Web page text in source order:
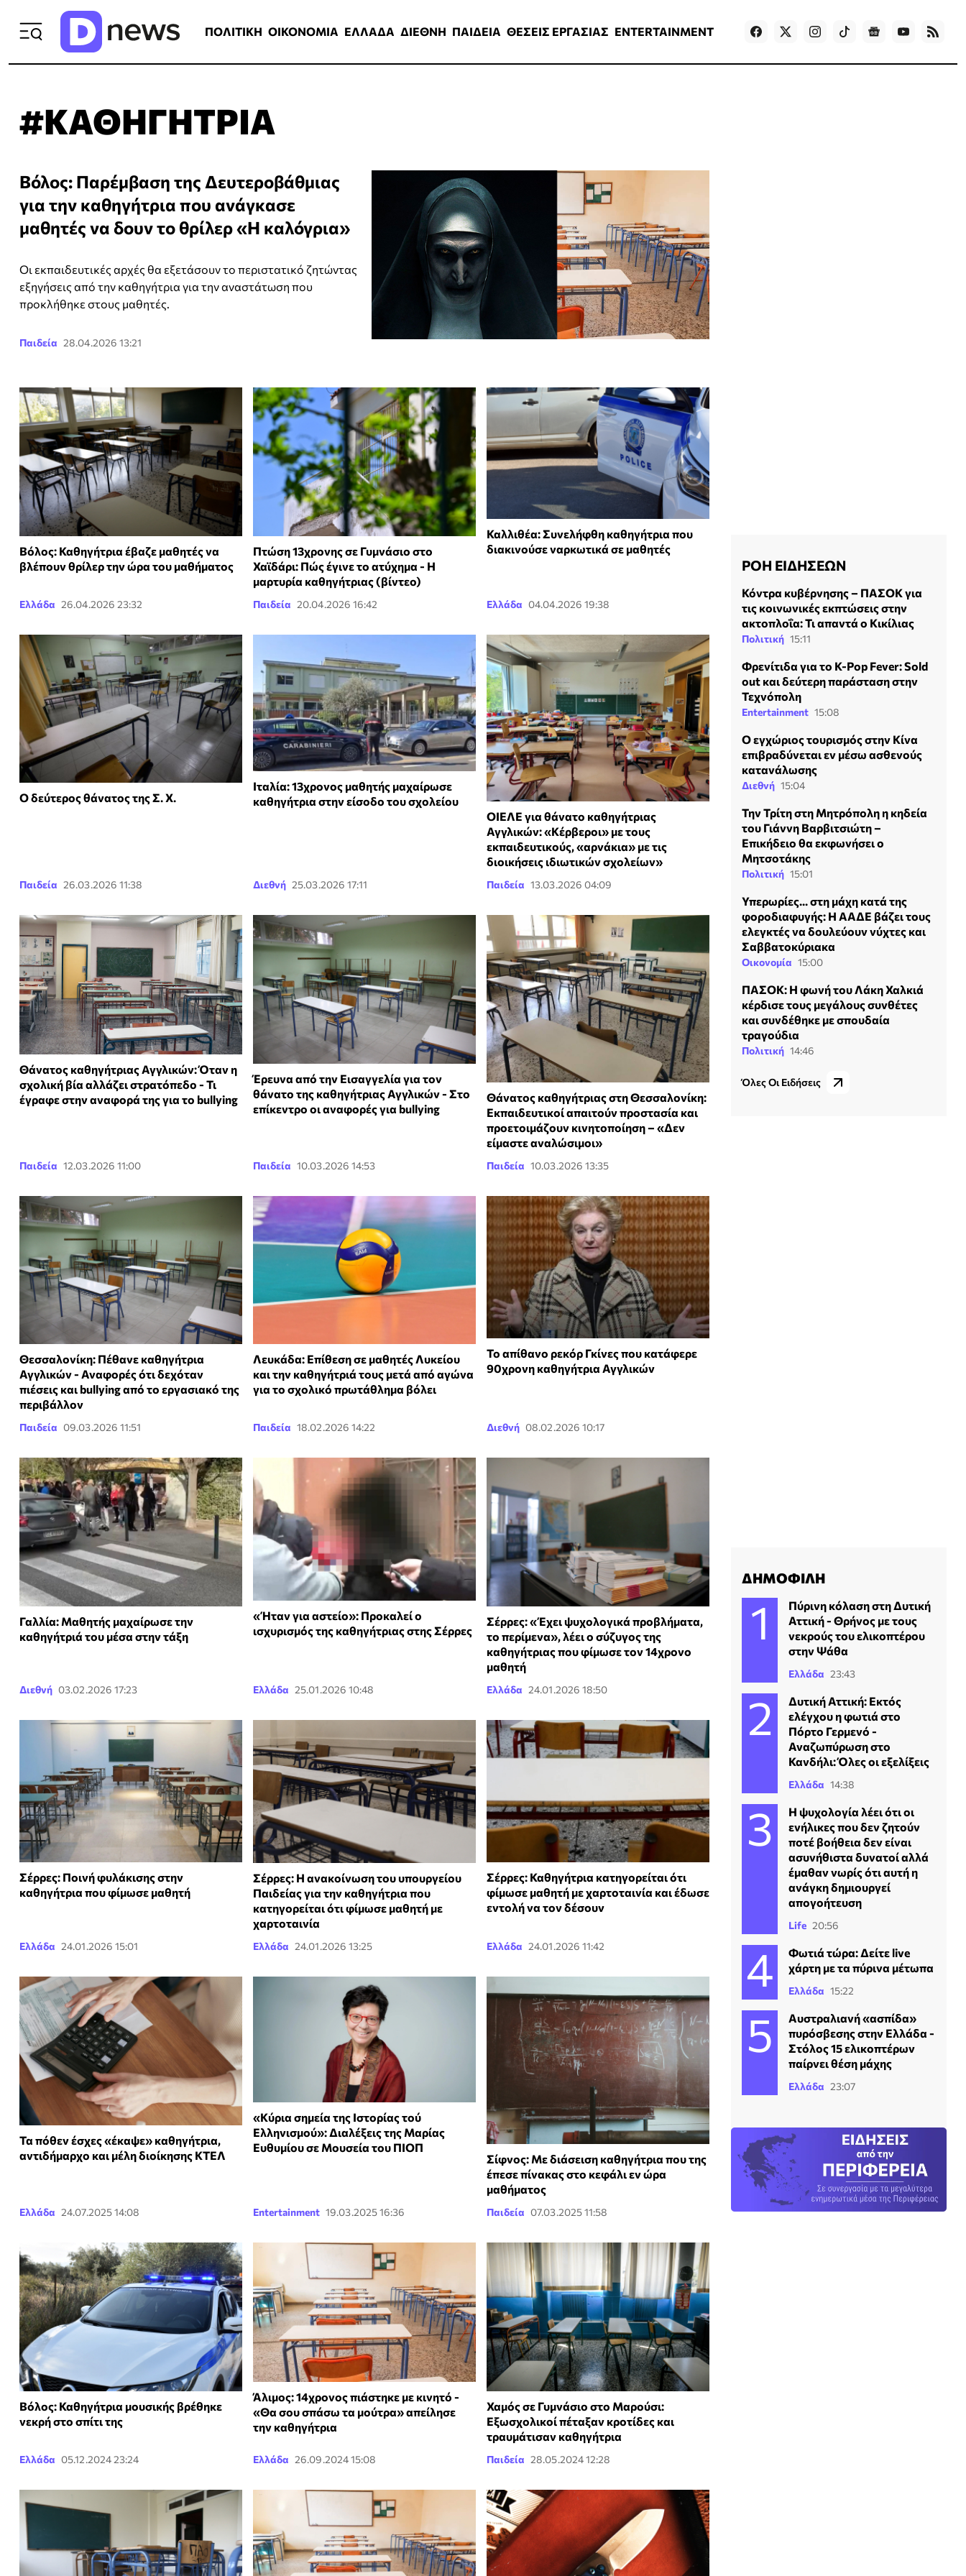
ΠΟΛΙΤΙΚΗ ΟΙΚΟΝΟΜΙΑ ΕΛΛΑΔΑ ΔΙΕΘΝΗ ΠΑΙΔΕΙΑ ΘΕΣΕΙΣ ΕΡΓΑΣΙΑΣ ENTERTAINMENT Games
#ΚΑΘΗΓΗΤΡΙΑ
Βόλος: Παρέμβαση της Δευτεροβάθμιας
για την καθηγήτρια που ανάγκασε
μαθητές να δουν το θρίλερ «Η καλόγρια»
Oι εκπαιδευτικές αρχές θα εξετάσουν το περιστατικό ζητώντας
εξηγήσεις από την καθηγήτρια για την αναστάτωση που
προκλήθηκε στους μαθητές.
Παιδεία 28.04.2026 13:21
Βόλος: Καθηγήτρια έβαζε μαθητές να
βλέπουν θρίλερ την ώρα του μαθήματος
Ελλάδα 26.04.2026 23:32
Πτώση 13χρονης σε Γυμνάσιο στο
Χαϊδάρι: Πώς έγινε το ατύχημα - Η
μαρτυρία καθηγήτριας (βίντεο)
Παιδεία 20.04.2026 16:42
Καλλιθέα: Συνελήφθη καθηγήτρια που
διακινούσε ναρκωτικά σε μαθητές
Ελλάδα 04.04.2026 19:38
Ο δεύτερος θάνατος της Σ. Χ.
Παιδεία 26.03.2026 11:38
Ιταλία: 13χρονος μαθητής μαχαίρωσε
καθηγήτρια στην είσοδο του σχολείου
Διεθνή 25.03.2026 17:11
ΟΙΕΛΕ για θάνατο καθηγήτριας
Αγγλικών: «Κέρβεροι» με τους
εκπαιδευτικούς, «αρνάκια» με τις
διοικήσεις ιδιωτικών σχολείων»
Παιδεία 13.03.2026 04:09
Θάνατος καθηγήτριας Αγγλικών: Όταν η
σχολική βία αλλάζει στρατόπεδο - Τι
έγραφε στην αναφορά της για το bullying
Παιδεία 12.03.2026 11:00
Έρευνα από την Εισαγγελία για τον
θάνατο της καθηγήτριας Αγγλικών - Στο
επίκεντρο οι αναφορές για bullying
Παιδεία 10.03.2026 14:53
Θάνατος καθηγήτριας στη Θεσσαλονίκη:
Εκπαιδευτικοί απαιτούν προστασία και
προετοιμάζουν κινητοποίηση – «Δεν
είμαστε αναλώσιμοι»
Παιδεία 10.03.2026 13:35
Θεσσαλονίκη: Πέθανε καθηγήτρια
Αγγλικών - Αναφορές ότι δεχόταν
πιέσεις και bullying από το εργασιακό της
περιβάλλον
Παιδεία 09.03.2026 11:51
Λευκάδα: Επίθεση σε μαθητές Λυκείου
και την καθηγήτριά τους μετά από αγώνα
για το σχολικό πρωτάθλημα βόλει
Παιδεία 18.02.2026 14:22
Το απίθανο ρεκόρ Γκίνες που κατάφερε
90χρονη καθηγήτρια Αγγλικών
Διεθνή 08.02.2026 10:17
Γαλλία: Μαθητής μαχαίρωσε την
καθηγήτριά του μέσα στην τάξη
Διεθνή 03.02.2026 17:23
«Ήταν για αστείο»: Προκαλεί ο
ισχυρισμός της καθηγήτριας στης Σέρρες
Ελλάδα 25.01.2026 10:48
Σέρρες: «Έχει ψυχολογικά προβλήματα,
το περίμενα», λέει ο σύζυγος της
καθηγήτριας που φίμωσε τον 14χρονο
μαθητή
Ελλάδα 24.01.2026 18:50
Σέρρες: Ποινή φυλάκισης στην
καθηγήτρια που φίμωσε μαθητή
Ελλάδα 24.01.2026 15:01
Σέρρες: Η ανακοίνωση του υπουργείου
Παιδείας για την καθηγήτρια που
κατηγορείται ότι φίμωσε μαθητή με
χαρτοταινία
Ελλάδα 24.01.2026 13:25
Σέρρες: Καθηγήτρια κατηγορείται ότι
φίμωσε μαθητή με χαρτοταινία και έδωσε
εντολή να τον δέσουν
Ελλάδα 24.01.2026 11:42
Τα πόθεν έσχες «έκαψε» καθηγήτρια,
αντιδήμαρχο και μέλη διοίκησης ΚΤΕΛ
Ελλάδα 24.07.2025 14:08
«Κύρια σημεία της Ιστορίας τού
Ελληνισμού»: Διαλέξεις της Μαρίας
Ευθυμίου σε Μουσεία του ΠΙΟΠ
Entertainment 19.03.2025 16:36
Σίφνος: Με διάσειση καθηγήτρια που της
έπεσε πίνακας στο κεφάλι εν ώρα
μαθήματος
Παιδεία 07.03.2025 11:58
Βόλος: Καθηγήτρια μουσικής βρέθηκε
νεκρή στο σπίτι της
Ελλάδα 05.12.2024 23:24
Άλιμος: 14χρονος πιάστηκε με κινητό -
«Θα σου σπάσω τα μούτρα» απείλησε
την καθηγήτρια
Ελλάδα 26.09.2024 15:08
Χαμός σε Γυμνάσιο στο Μαρούσι:
Eξωσχολικοί πέταξαν κροτίδες και
τραυμάτισαν καθηγήτρια
Παιδεία 28.05.2024 12:28
ΡΟΗ ΕΙΔΗΣΕΩΝ
Κόντρα κυβέρνησης – ΠΑΣΟΚ για
τις κοινωνικές εκπτώσεις στην
ακτοπλοΐα: Τι απαντά ο Κικίλιας
Πολιτική 15:11
Φρενίτιδα για το K-Pop Fever: Sold
out και δεύτερη παράσταση στην
Τεχνόπολη
Entertainment 15:08
Ο εγχώριος τουρισμός στην Κίνα
επιβραδύνεται εν μέσω ασθενούς
κατανάλωσης
Διεθνή 15:04
Την Τρίτη στη Μητρόπολη η κηδεία
του Γιάννη Βαρβιτσιώτη –
Επικήδειο θα εκφωνήσει ο
Μητσοτάκης
Πολιτική 15:01
Υπερωρίες... στη μάχη κατά της
φοροδιαφυγής: Η ΑΑΔΕ βάζει τους
ελεγκτές να δουλεύουν νύχτες και
Σαββατοκύριακα
Οικονομία 15:00
ΠΑΣΟΚ: Η φωνή του Λάκη Χαλκιά
κέρδισε τους μεγάλους συνθέτες
και συνδέθηκε με σπουδαία
τραγούδια
Πολιτική 14:46
Όλες Οι Ειδήσεις
ΔΗΜΟΦΙΛΗ
Πύρινη κόλαση στη Δυτική
Αττική - Θρήνος με τους
νεκρούς του ελικοπτέρου
στην Ψάθα
Ελλάδα 23:43
Δυτική Αττική: Εκτός
ελέγχου η φωτιά στο
Πόρτο Γερμενό -
Αναζωπύρωση στο
Κανδήλι: Όλες οι εξελίξεις
Ελλάδα 14:38
Η ψυχολογία λέει ότι οι
ενήλικες που δεν ζητούν
ποτέ βοήθεια δεν είναι
ασυνήθιστα δυνατοί αλλά
έμαθαν νωρίς ότι αυτή η
ανάγκη δημιουργεί
απογοήτευση
Life 20:56
Φωτιά τώρα: Δείτε live
χάρτη με τα πύρινα μέτωπα
Ελλάδα 15:22
Αυστραλιανή «ασπίδα»
πυρόσβεσης στην Ελλάδα -
Στόλος 15 ελικοπτέρων
παίρνει θέση μάχης
Ελλάδα 23:07